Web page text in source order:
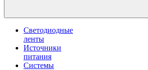
Светодиодные
ленты
Источники
питания
Системы